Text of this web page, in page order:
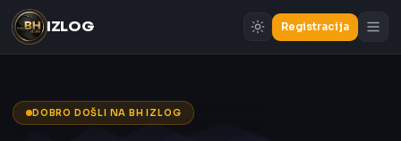
IZLOG Registracija
DOBRO DOŠLI NA BH IZLOG